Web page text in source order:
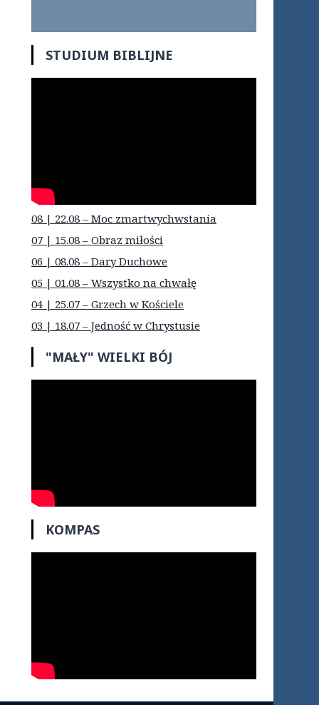
STUDIUM BIBLIJNE
08 | 22.08 – Moc zmartwychwstania
07 | 15.08 – Obraz miłości
06 | 08.08 – Dary Duchowe
05 | 01.08 – Wszystko na chwałę
04 | 25.07 – Grzech w Kościele
03 | 18.07 – Jedność w Chrystusie
"MAŁY" WIELKI BÓJ
KOMPAS